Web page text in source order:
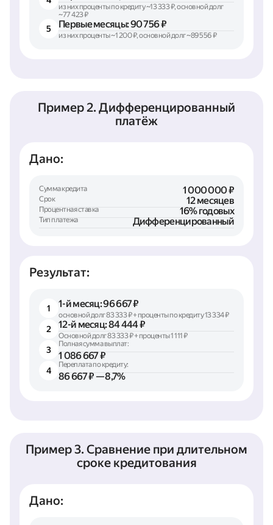
из них проценты по кредиту ~13 333 ₽, основной долг
~77 423 ₽
5 Первые месяцы: 90 756 ₽
из них проценты ~1 200 ₽, основной долг ~89 556 ₽
Пример 2. Дифференцированный
платёж
Дано:
Сумма кредита 1 000 000 ₽
Срок 12 месяцев
Процентная ставка 16% годовых
Тип платежа Дифференцированный
Результат:
1 1-й месяц: 96 667 ₽
основной долг 83 333 ₽ + проценты по кредиту 13 334 ₽
2 12-й месяц: 84 444 ₽
Основной долг 83 333 ₽ + проценты 1 111 ₽
3
Полная сумма выплат:
1 086 667 ₽
4
Переплата по кредиту:
86 667 ₽ — 8,7%
Пример 3. Сравнение при длительном
сроке кредитования
Дано: